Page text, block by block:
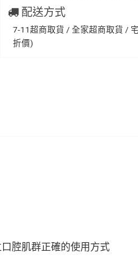
配送方式
7-11超商取貨 / 全家超商取貨 /
折價)
腔肌群正確的使用方式